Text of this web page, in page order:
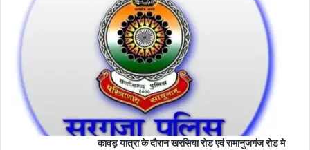
कावड़ यात्रा के दौरान खरसिया रोड एवं रामानुजगंज रोड मे